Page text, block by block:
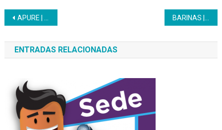
Navegación
de
entradas
APURE | El liceo bolivariano San Fernando fue beneficiado con la recuperación de 155 sillas
ENTRADAS RELACIONADAS